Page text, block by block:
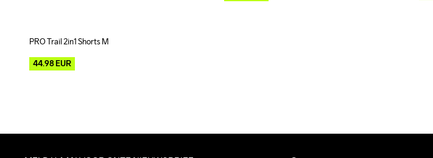
Outlet
PRO Trail 2in1 Shorts M
44.98EUR